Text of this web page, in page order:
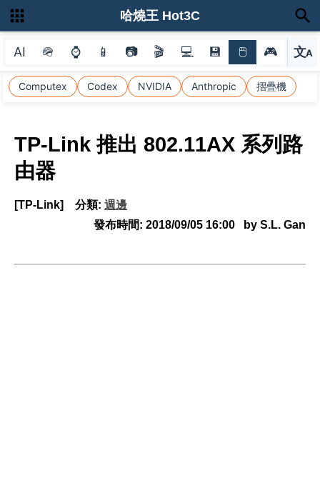
AI 🪖 ⌚ 📱 📷 🎬 💻 💾 🖱 🎮 文A
選
Computex Codex NVIDIA Anthropic 摺疊機
哈燒王 Hot3C
TP-Link 推出 802.11AX 系列路
由器
[TP-Link] 分類: 週邊
發布時間: 2018/09/05 16:00 by S.L. Gan